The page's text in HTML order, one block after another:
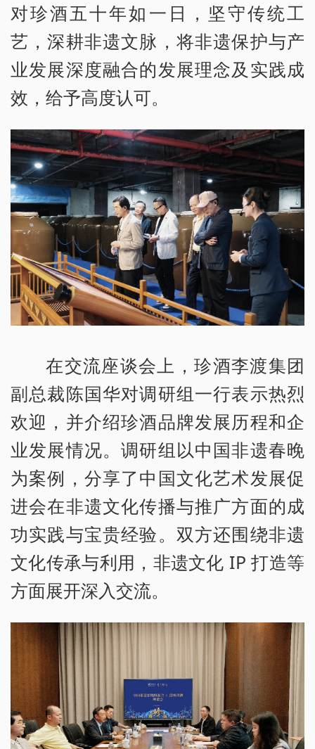
对珍酒五十年如一日，坚守传统工
艺，深耕非遗文脉，将非遗保护与产
业发展深度融合的发展理念及实践成
效，给予高度认可。
在交流座谈会上，珍酒李渡集团
副总裁陈国华对调研组一行表示热烈
欢迎，并介绍珍酒品牌发展历程和企
业发展情况。调研组以中国非遗春晚
为案例，分享了中国文化艺术发展促
进会在非遗文化传播与推广方面的成
功实践与宝贵经验。双方还围绕非遗
文化传承与利用，非遗文化 IP 打造等
方面展开深入交流。